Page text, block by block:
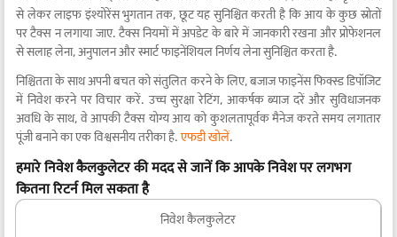
से लेकर लाइफ इंश्योरेंस भुगतान तक, छूट यह सुनिश्चित करती है कि आय के कुछ स्रोतों
पर टैक्स न लगाया जाए. टैक्स नियमों में अपडेट के बारे में जानकारी रखना और प्रोफेशनल
से सलाह लेना, अनुपालन और स्मार्ट फाइनेंशियल निर्णय लेना सुनिश्चित करता है.
निश्चितता के साथ अपनी बचत को संतुलित करने के लिए, बजाज फाइनेंस फिक्स्ड डिपॉजिट
में निवेश करने पर विचार करें. उच्च सुरक्षा रेटिंग, आकर्षक ब्याज दरें और सुविधाजनक
अवधि के साथ, वे आपकी टैक्स योग्य आय को कुशलतापूर्वक मैनेज करते समय लगातार
पूंजी बनाने का एक विश्वसनीय तरीका है.एफडी खोलें.
हमारे निवेश कैलकुलेटर की मदद से जानें कि आपके निवेश पर लगभग
कितना रिटर्न मिल सकता है
निवेश कैलकुलेटर